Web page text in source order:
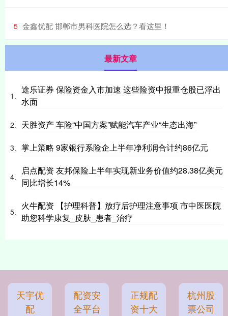
5 ​金鑫优配 邯郸市男科医院怎么选？看这里！
最新文章
1、
途乐证券 保险资金入市加速 这些险资中报重仓股已浮出
水面
2、 天胜资产 车险“中国方案”赋能汽车产业“生态出海”
3、 掌上策略 9家银行系险企上半年净利润合计约86亿元
4、
启点配资 友邦保险上半年实现新业务价值约28.38亿美元
同比增长14%
5、
火牛配资 【护理科普】放疗后护理注意事项 市中医医院
助您科学康复_皮肤_患者_治疗
天宇优
配
配资安
全平台
正规配
资十大
杭州股
票公司